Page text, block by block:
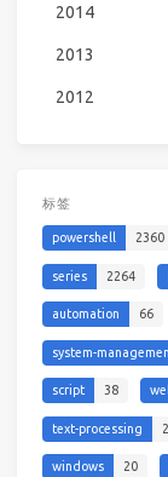
2014
2013
2012
标签
powershell 2360
series 2264
automation 66
system-
script 38
text-processing
windows 20